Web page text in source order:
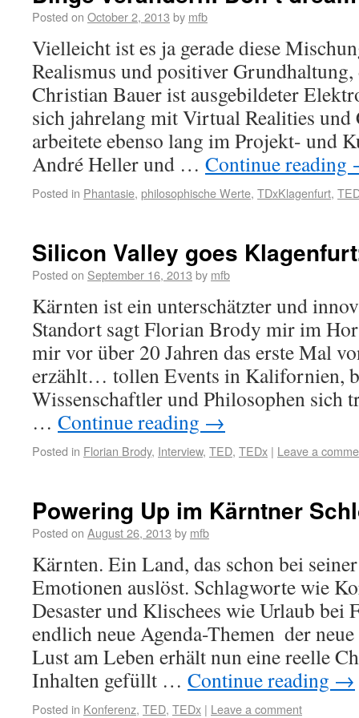
Posted on October 2, 2013 by mfb
Vielleicht ist es ja gerade diese
Realismus und positiver
Christian Bauer ist ausgebildeter
sich jahrelang mit Virtual Realities
arbeitete ebenso lang im Projekt- und
André Heller und … Continue reading
Posted in Phantasie, philosophische Werte, TDxKlagenfurt,
Silicon Valley goes
Posted on September 16, 2013 by mfb
Kärnten ist ein unterschätzter und
Standort sagt Florian Brody mir im
mir vor über 20 Jahren das erste Mal
erzählt… tollen Events in Kalifornien,
Wissenschaftler und Philosophen sich
… Continue reading →
Posted in Florian Brody, Interview, TED, TEDx | Leave a
Powering Up im Kärntner
Posted on August 26, 2013 by mfb
Kärnten. Ein Land, das schon bei
Emotionen auslöst. Schlagworte wie
Desaster und Klischees wie Urlaub bei
endlich neue Agenda-Themen  der
Lust am Leben erhält nun eine reelle
Inhalten gefüllt … Continue reading →
Posted in Konferenz, TED, TEDx | Leave a comment